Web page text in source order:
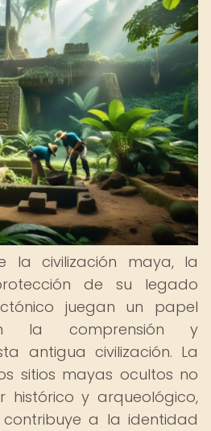
la civilización maya, la
de su legado
juegan un papel
la comprensión y
antigua civilización. La
sitios mayas ocultos no
histórico y arqueológico,
a la identidad